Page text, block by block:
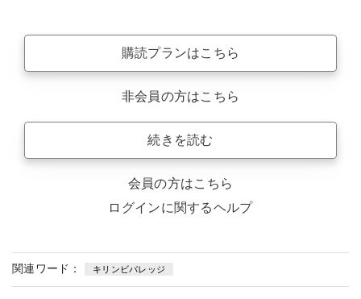
購読プランはこちら
非会員の方はこちら
続きを読む
会員の方はこちら
ログインに関するヘルプ
関連ワード： キリンビバレッジ